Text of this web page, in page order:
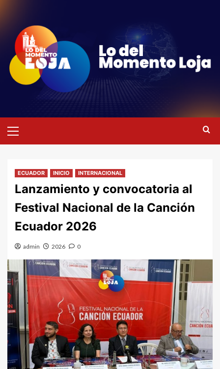
contenido
primario
ECUADOR INICIO INTERNACIONAL
Lanzamiento y convocatoria al
Festival Nacional de la Canción
Ecuador 2026
admin 2026 0